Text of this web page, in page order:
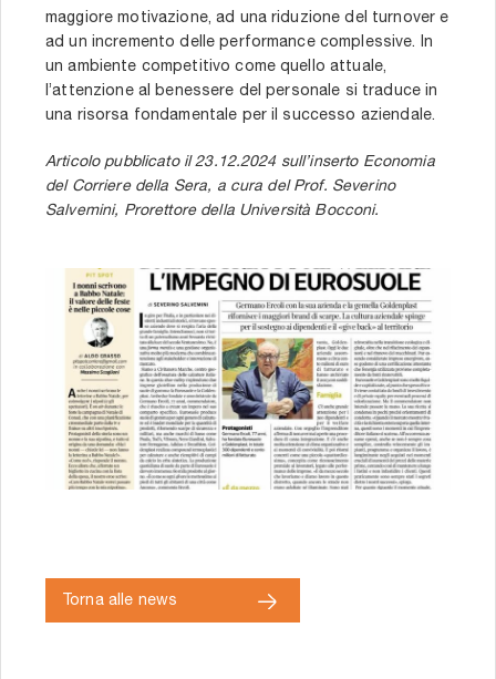
maggiore motivazione, ad una riduzione del turnover e
ad un incremento delle performance complessive. In
un ambiente competitivo come quello attuale,
l’attenzione al benessere del personale si traduce in
una risorsa fondamentale per il successo aziendale.
Articolo pubblicato il 23.12.2024 sull’inserto Economia
del Corriere della Sera, a cura del Prof. Severino
Salvemini, Prorettore della Università Bocconi.
Torna alle news